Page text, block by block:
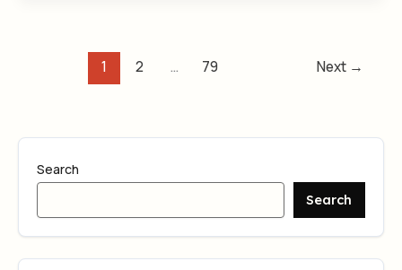
1 2 … 79 Next →
Search
Search